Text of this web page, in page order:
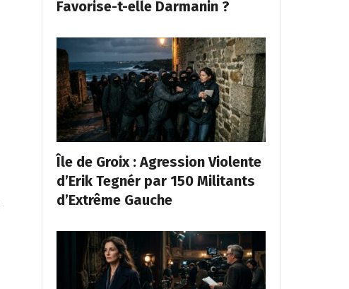
Favorise-t-elle Darmanin ?
Île de Groix : Agression Violente
d’Erik Tegnér par 150 Militants
d’Extrême Gauche